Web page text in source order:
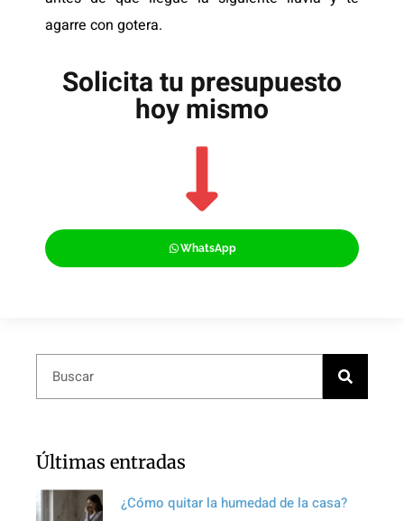
agarre con gotera.
Solicita tu presupuesto
hoy mismo
WhatsApp
Últimas entradas
¿Cómo quitar la humedad de la casa?